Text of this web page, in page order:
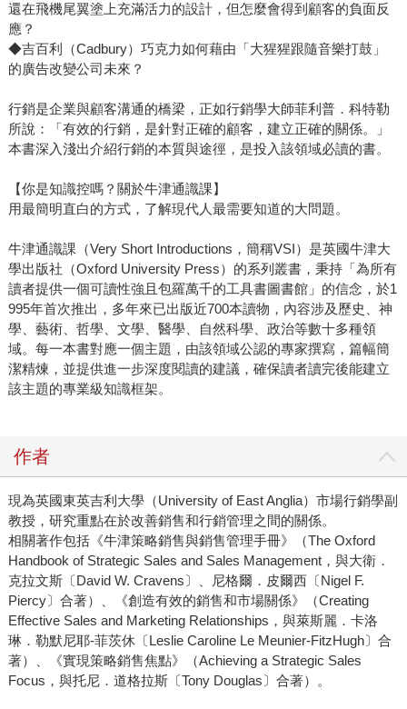
還在飛機尾翼塗上充滿活力的設計，但怎麼會得到顧客的負面反
應？
◆吉百利（Cadbury）巧克力如何藉由「大猩猩跟隨音樂打鼓」
的廣告改變公司未來？
行銷是企業與顧客溝通的橋梁，正如行銷學大師菲利普．科特勒
所說：「有效的行銷，是針對正確的顧客，建立正確的關係。」
本書深入淺出介紹行銷的本質與途徑，是投入該領域必讀的書。
【你是知識控嗎？關於牛津通識課】
用最簡明直白的方式，了解現代人最需要知道的大問題。
牛津通識課（Very Short Introductions，簡稱VSI）是英國牛津大
學出版社（Oxford University Press）的系列叢書，秉持「為所有
讀者提供一個可讀性強且包羅萬千的工具書圖書館」的信念，於1
995年首次推出，多年來已出版近700本讀物，內容涉及歷史、神
學、藝術、哲學、文學、醫學、自然科學、政治等數十多種領
域。每一本書對應一個主題，由該領域公認的專家撰寫，篇幅簡
潔精煉，並提供進一步深度閱讀的建議，確保讀者讀完後能建立
該主題的專業級知識框架。
作者
現為英國東英吉利大學（University of East Anglia）市場行銷學副
教授，研究重點在於改善銷售和行銷管理之間的關係。
相關著作包括《牛津策略銷售與銷售管理手冊》（The Oxford
Handbook of Strategic Sales and Sales Management，與大衛．
克拉文斯〔David W. Cravens〕、尼格爾．皮爾西〔Nigel F.
Piercy〕合著）、《創造有效的銷售和市場關係》（Creating
Effective Sales and Marketing Relationships，與萊斯麗．卡洛
琳．勒默尼耶-菲茨休〔Leslie Caroline Le Meunier-FitzHugh〕合
著）、《實現策略銷售焦點》（Achieving a Strategic Sales
Focus，與托尼．道格拉斯〔Tony Douglas〕合著）。